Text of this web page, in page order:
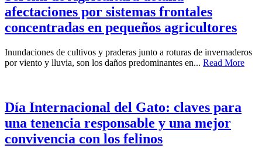
afectaciones por sistemas frontales
concentradas en pequeños agricultores
Inundaciones de cultivos y praderas junto a roturas de invernaderos
por viento y lluvia, son los daños predominantes en... Read More
Día Internacional del Gato: claves para
una tenencia responsable y una mejor
convivencia con los felinos